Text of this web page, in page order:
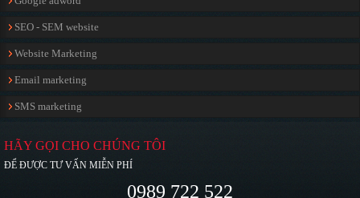
SEO - SEM website
Website Marketing
Email marketing
SMS marketing
HÃY GỌI CHO CHÚNG TÔI
ĐỂ ĐƯỢC TƯ VẤN MIỄN PHÍ
0989 722 522